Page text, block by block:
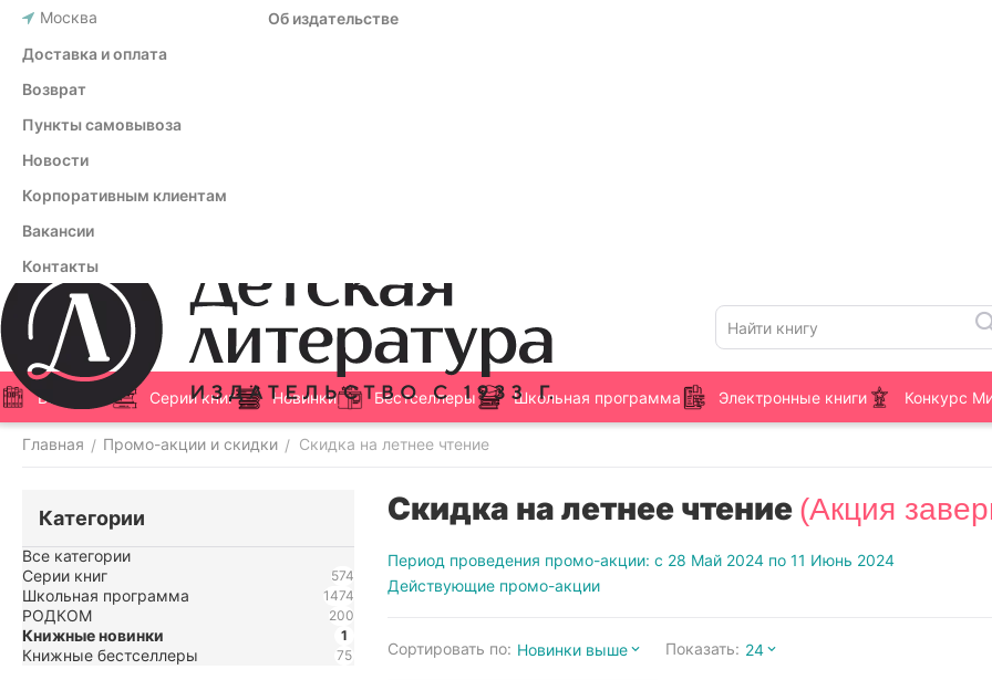
Москва
Об издательстве
Доставка и оплата
Возврат
Пункты самовывоза
Новости
Корпоративным клиентам
Вакансии
Контакты
Все книги Серии книг Новинки Бестселлеры Школьная программа Электронные книги Конкурс
Главная / Промо-акции и скидки / Скидка на летнее чтение
Скидка на летнее чтение (Акция
Период проведения промо-акции: с 28 Май 2024 по 11 Июнь 2024
Действующие промо-акции
Сортировать по: Новинки выше Показать: 24
Категории
Все категории
Серии книг
574
Школьная программа 1474
РОДКОМ 200
Книжные новинки 1
Книжные бестселлеры 75